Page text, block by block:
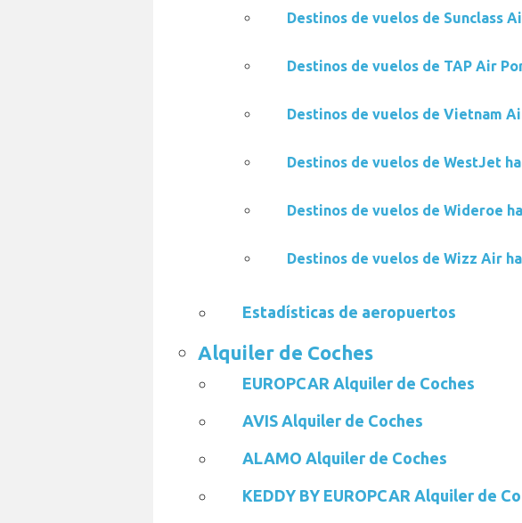
Destinos de vuelos de Sunclass
Destinos de vuelos de TAP Air
Destinos de vuelos de Vietnam
Destinos de vuelos de WestJet
Destinos de vuelos de Wideroe
Destinos de vuelos de Wizz Air
Estadísticas de aeropuertos
Alquiler de Coches
EUROPCAR Alquiler de Coches
AVIS Alquiler de Coches
ALAMO Alquiler de Coches
KEDDY BY EUROPCAR Alquiler de